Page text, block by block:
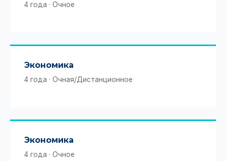
4 года · Очное
Экономика
4 года · Очная/Дистанционное
Экономика
4 года · Очное